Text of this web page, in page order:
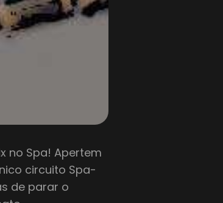
no Spa! Apertem
circuito Spa-
de parar o